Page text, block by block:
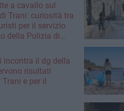
a cavallo sul
Trani: curiosità tra
per il servizio
della Polizia di
incontra il dg della
risultati
e per il